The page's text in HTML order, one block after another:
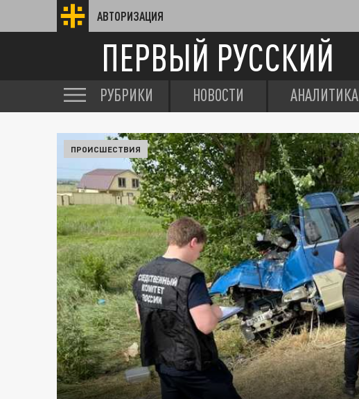
АВТОРИЗАЦИЯ
ПЕРВЫЙ РУССКИЙ
РУБРИКИ НОВОСТИ АНАЛИТИКА
ПРОИСШЕСТВИЯ